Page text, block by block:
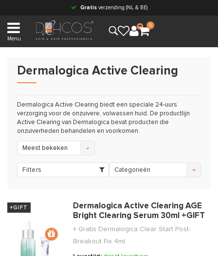
Gratisverzending (NL & BE)
Menu
0
Dermalogica Active Clearing
Dermalogica Active Clearing biedt een speciale 24-uurs
verzorging voor de onzuivere, volwassen huid. De productlijn
Active Clearing van Dermalogica bevat producten die
onzuiverheden behandelen en voorkomen.
Meest bekeken
Filters Categorieën
+GIFT
Dermalogica Active Clearing AGE
Bright Clearing Serum 30ml +GIFT
+ Gratis Dermalogica Clear Start Post-
Breakout Fix 4ml.